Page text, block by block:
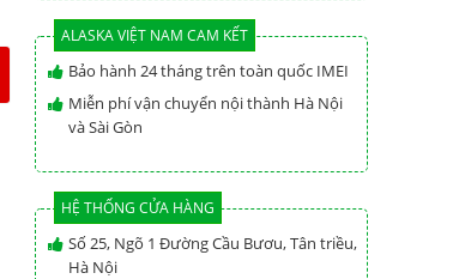
ALASKA VIỆT NAM CAM KẾT
Bảo hành 24 tháng trên toàn quốc IMEI
Miễn phí vận chuyển nội thành Hà Nội
và Sài Gòn
HỆ THỐNG CỬA HÀNG
Số 25, Ngõ 1 Đường Cầu Bươu, Tân triều,
Hà Nội